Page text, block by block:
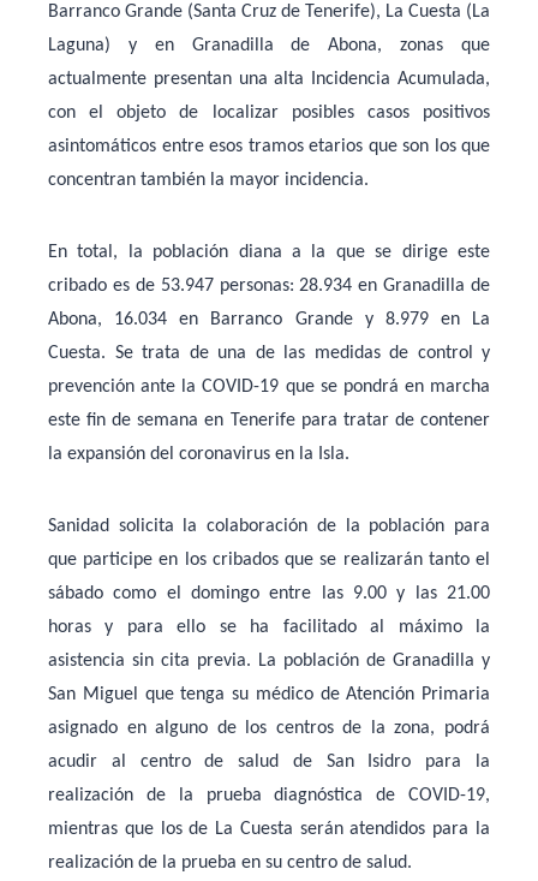
Barranco Grande (Santa Cruz de Tenerife), La Cuesta (La
Laguna) y en Granadilla de Abona, zonas que
actualmente presentan una alta Incidencia Acumulada,
con el objeto de localizar posibles casos positivos
asintomáticos entre esos tramos etarios que son los que
concentran también la mayor incidencia.
En total, la población diana a la que se dirige este
cribado es de 53.947 personas: 28.934 en Granadilla de
Abona, 16.034 en Barranco Grande y 8.979 en La
Cuesta. Se trata de una de las medidas de control y
prevención ante la COVID-19 que se pondrá en marcha
este fin de semana en Tenerife para tratar de contener
la expansión del coronavirus en la Isla.
Sanidad solicita la colaboración de la población para
que participe en los cribados que se realizarán tanto el
sábado como el domingo entre las 9.00 y las 21.00
horas y para ello se ha facilitado al máximo la
asistencia sin cita previa. La población de Granadilla y
San Miguel que tenga su médico de Atención Primaria
asignado en alguno de los centros de la zona, podrá
acudir al centro de salud de San Isidro para la
realización de la prueba diagnóstica de COVID-19,
mientras que los de La Cuesta serán atendidos para la
realización de la prueba en su centro de salud.